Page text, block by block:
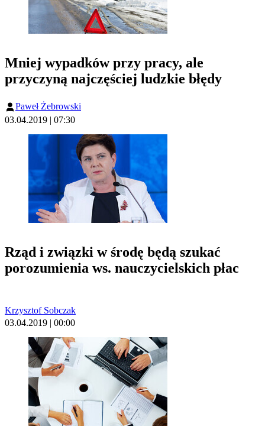
Mniej wypadków przy pracy, ale
przyczyną najczęściej ludzkie błędy
Paweł Żebrowski
03.04.2019 | 07:30
Rząd i związki w środę będą szukać
porozumienia ws. nauczycielskich płac
Krzysztof Sobczak
03.04.2019 | 00:00